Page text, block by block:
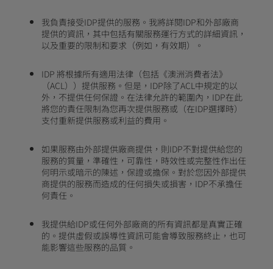
我負責接受IDP提供的服務。我將詳閱IDP和外部廠商
提供的資訊，其中包括有關服務運行方式的詳細資訊，
以及重要的限制和要求（例如，有效期）。
IDP 將根據所有適用法律（包括《澳洲消費者法》
（ACL））提供服務。但是，IDP除了ACL中規定的以
外，不提供任何保證。在法律允許的範圍內，IDP在此
將您的責任限制為您再次提供服務或（在IDP選擇時）
支付重新提供服務或利益的費用。
如果服務由外部提供廠商提供，則IDP不對提供給您的
服務的質量，準確性，可靠性，時效性或完整性作出任
何明示或暗示的陳述，保證或擔保。對於您因外部提供
商提供的服務而造成的任何損失或損害，IDP不承擔任
何責任。
我提供給IDP或任何外部廠商的所有資訊都是真實正確
的。提供虛假或誤導性資訊可能會導致服務終止，也可
能影響這些服務的品質。